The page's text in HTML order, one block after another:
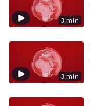
3 min
3 min